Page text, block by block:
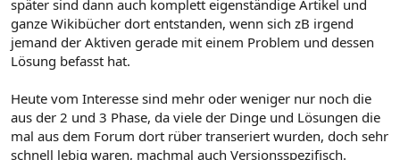
später sind dann auch komplett eigenständige Artikel und
ganze Wikibücher dort entstanden, wenn sich zB irgend
jemand der Aktiven gerade mit einem Problem und dessen
Lösung befasst hat.
Heute vom Interesse sind mehr oder weniger nur noch die
aus der 2 und 3 Phase, da viele der Dinge und Lösungen die
mal aus dem Forum dort rüber transeriert wurden, doch sehr
schnell lebig waren, machmal auch Versionsspezifisch.